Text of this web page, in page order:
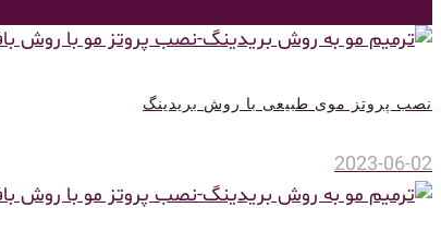
نصب پروتز موی طبیعی با روش بریدینگ
2023-06-02